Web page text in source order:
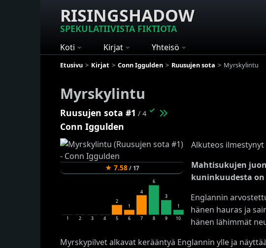
RISINGSHADOW
SPEKULATIIVISTA FIKTIOTA
Koti Kirjat Yhteisö
Etusivu Kirjat Conn Iggulden Ruusujen sota Myrskylintu
Myrskylintu
Ruusujen sota #1 / 4 ✓
Conn Iggulden
★ 7.58/ 17
1 2 3 4
2
5
1
6
4
7
6
8
3
9
1
10
Alkuteos
Mahtisukujen
kuninkuudesta on
Englannin
hänen hauras ja
hänen lähimmät
Myrskypilvet alkavat kerääntyä Englannin ylle ja